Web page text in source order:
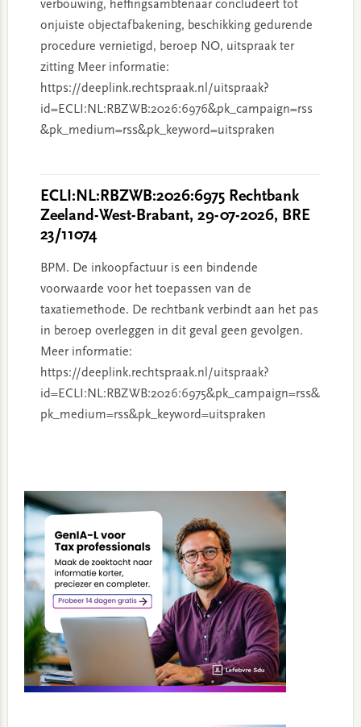
verbouwing, heffingsambtenaar concludeert tot
onjuiste objectafbakening, beschikking gedurende
procedure vernietigd, beroep NO, uitspraak ter
zitting Meer informatie:
https://deeplink.rechtspraak.nl/uitspraak?
id=ECLI:NL:RBZWB:2026:6976&pk_campaign=rss
&pk_medium=rss&pk_keyword=uitspraken
ECLI:NL:RBZWB:2026:6975 Rechtbank
Zeeland-West-Brabant, 29-07-2026, BRE
23/11074
BPM. De inkoopfactuur is een bindende
voorwaarde voor het toepassen van de
taxatiemethode. De rechtbank verbindt aan het pas
in beroep overleggen in dit geval geen gevolgen.
Meer informatie:
https://deeplink.rechtspraak.nl/uitspraak?
id=ECLI:NL:RBZWB:2026:6975&pk_campaign=rss&
pk_medium=rss&pk_keyword=uitspraken
Sidebar